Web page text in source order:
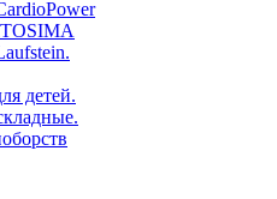
детей.